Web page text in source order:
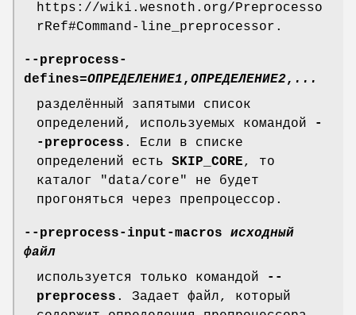
https://wiki.wesnoth.org/Preprocesso
rRef#Command-line_preprocessor.
--preprocess-
defines=ОПРЕДЕЛЕНИЕ1, ОПРЕДЕЛЕНИЕ2, ...
разделённый запятыми список
определений, используемых командой
-
-preprocess . Если в списке
определений есть SKIP_CORE, то
каталог "data/core" не будет
прогоняться через препроцессор.
--preprocess-input-macros исходный
файл
используется только командой
--
preprocess . Задает файл, который